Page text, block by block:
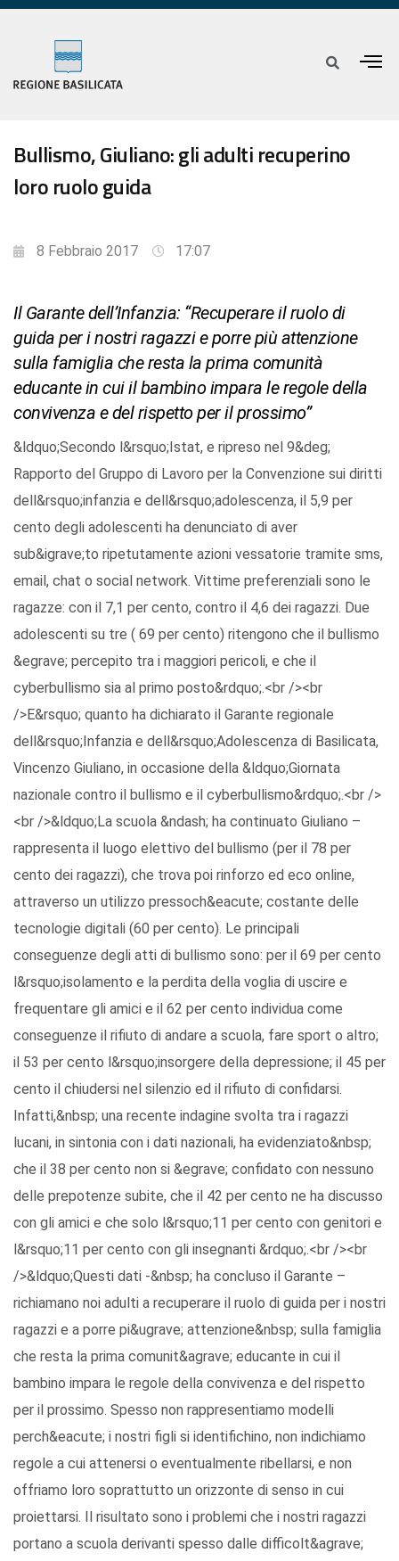
Bullismo, Giuliano: gli adulti recuperino
loro ruolo guida
8 Febbraio 2017 17:07
Il Garante dell’Infanzia: “Recuperare il ruolo di
guida per i nostri ragazzi e porre più attenzione
sulla famiglia che resta la prima comunità
educante in cui il bambino impara le regole della
convivenza e del rispetto per il prossimo”
&ldquo;Secondo l&rsquo;Istat, e ripreso nel 9&deg;
Rapporto del Gruppo di Lavoro per la Convenzione sui diritti
dell&rsquo;infanzia e dell&rsquo;adolescenza, il 5,9 per
cento degli adolescenti ha denunciato di aver
sub&igrave;to ripetutamente azioni vessatorie tramite sms,
email, chat o social network. Vittime preferenziali sono le
ragazze: con il 7,1 per cento, contro il 4,6 dei ragazzi. Due
adolescenti su tre ( 69 per cento) ritengono che il bullismo
&egrave; percepito tra i maggiori pericoli, e che il
cyberbullismo sia al primo posto&rdquo;.<br /><br
/>E&rsquo; quanto ha dichiarato il Garante regionale
dell&rsquo;Infanzia e dell&rsquo;Adolescenza di Basilicata,
Vincenzo Giuliano, in occasione della &ldquo;Giornata
nazionale contro il bullismo e il cyberbullismo&rdquo;.<br />
<br />&ldquo;La scuola &ndash; ha continuato Giuliano –
rappresenta il luogo elettivo del bullismo (per il 78 per
cento dei ragazzi), che trova poi rinforzo ed eco online,
attraverso un utilizzo pressoch&eacute; costante delle
tecnologie digitali (60 per cento). Le principali
conseguenze degli atti di bullismo sono: per il 69 per cento
l&rsquo;isolamento e la perdita della voglia di uscire e
frequentare gli amici e il 62 per cento individua come
conseguenze il rifiuto di andare a scuola, fare sport o altro;
il 53 per cento l&rsquo;insorgere della depressione; il 45 per
cento il chiudersi nel silenzio ed il rifiuto di confidarsi.
Infatti,&nbsp; una recente indagine svolta tra i ragazzi
lucani, in sintonia con i dati nazionali, ha evidenziato&nbsp;
che il 38 per cento non si &egrave; confidato con nessuno
delle prepotenze subite, che il 42 per cento ne ha discusso
con gli amici e che solo l&rsquo;11 per cento con genitori e
l&rsquo;11 per cento con gli insegnanti &rdquo;.<br /><br
/>&ldquo;Questi dati -&nbsp; ha concluso il Garante –
richiamano noi adulti a recuperare il ruolo di guida per i nostri
ragazzi e a porre pi&ugrave; attenzione&nbsp; sulla famiglia
che resta la prima comunit&agrave; educante in cui il
bambino impara le regole della convivenza e del rispetto
per il prossimo. Spesso non rappresentiamo modelli
perch&eacute; i nostri figli si identifichino, non indichiamo
regole a cui attenersi o eventualmente ribellarsi, e non
offriamo loro soprattutto un orizzonte di senso in cui
proiettarsi. Il risultato sono i problemi che i nostri ragazzi
portano a scuola derivanti spesso dalle difficolt&agrave;